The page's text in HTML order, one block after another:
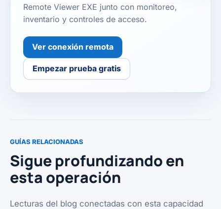
Remote Viewer EXE junto con monitoreo,
inventario y controles de acceso.
Ver conexión remota
Empezar prueba gratis
GUÍAS RELACIONADAS
Sigue profundizando en
esta operación
Lecturas del blog conectadas con esta capacidad